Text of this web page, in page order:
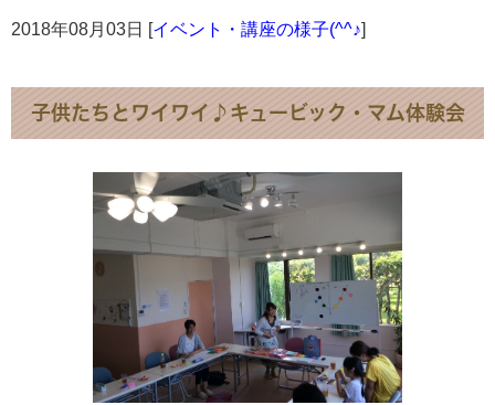
2018年08月03日 [イベント・講座の様子(^^♪]
子供たちとワイワイ♪キュービック・マム体験会